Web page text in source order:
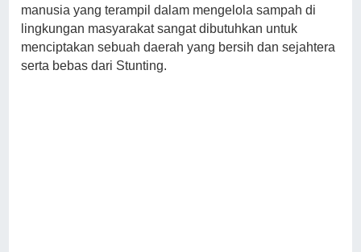
manusia yang terampil dalam mengelola sampah di
lingkungan masyarakat sangat dibutuhkan untuk
menciptakan sebuah daerah yang bersih dan sejahtera
serta bebas dari Stunting.